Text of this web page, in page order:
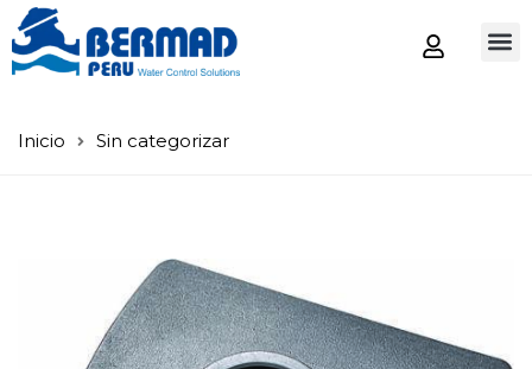
Inicio Sin categorizar